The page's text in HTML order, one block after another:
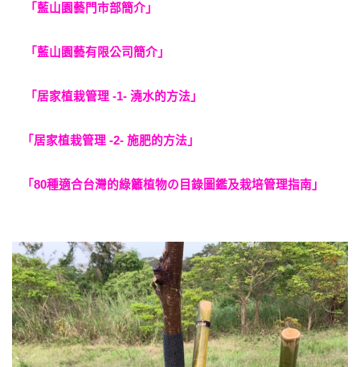
「藍山園藝門市部簡介」
「藍山園藝有限公司簡介」
「居家植栽管理 -1- 澆水的方法」
「居家植栽管理 -2- 施肥的方法」
「80種適合台灣的綠籬植物の目錄圖鑑及栽培管理指南」